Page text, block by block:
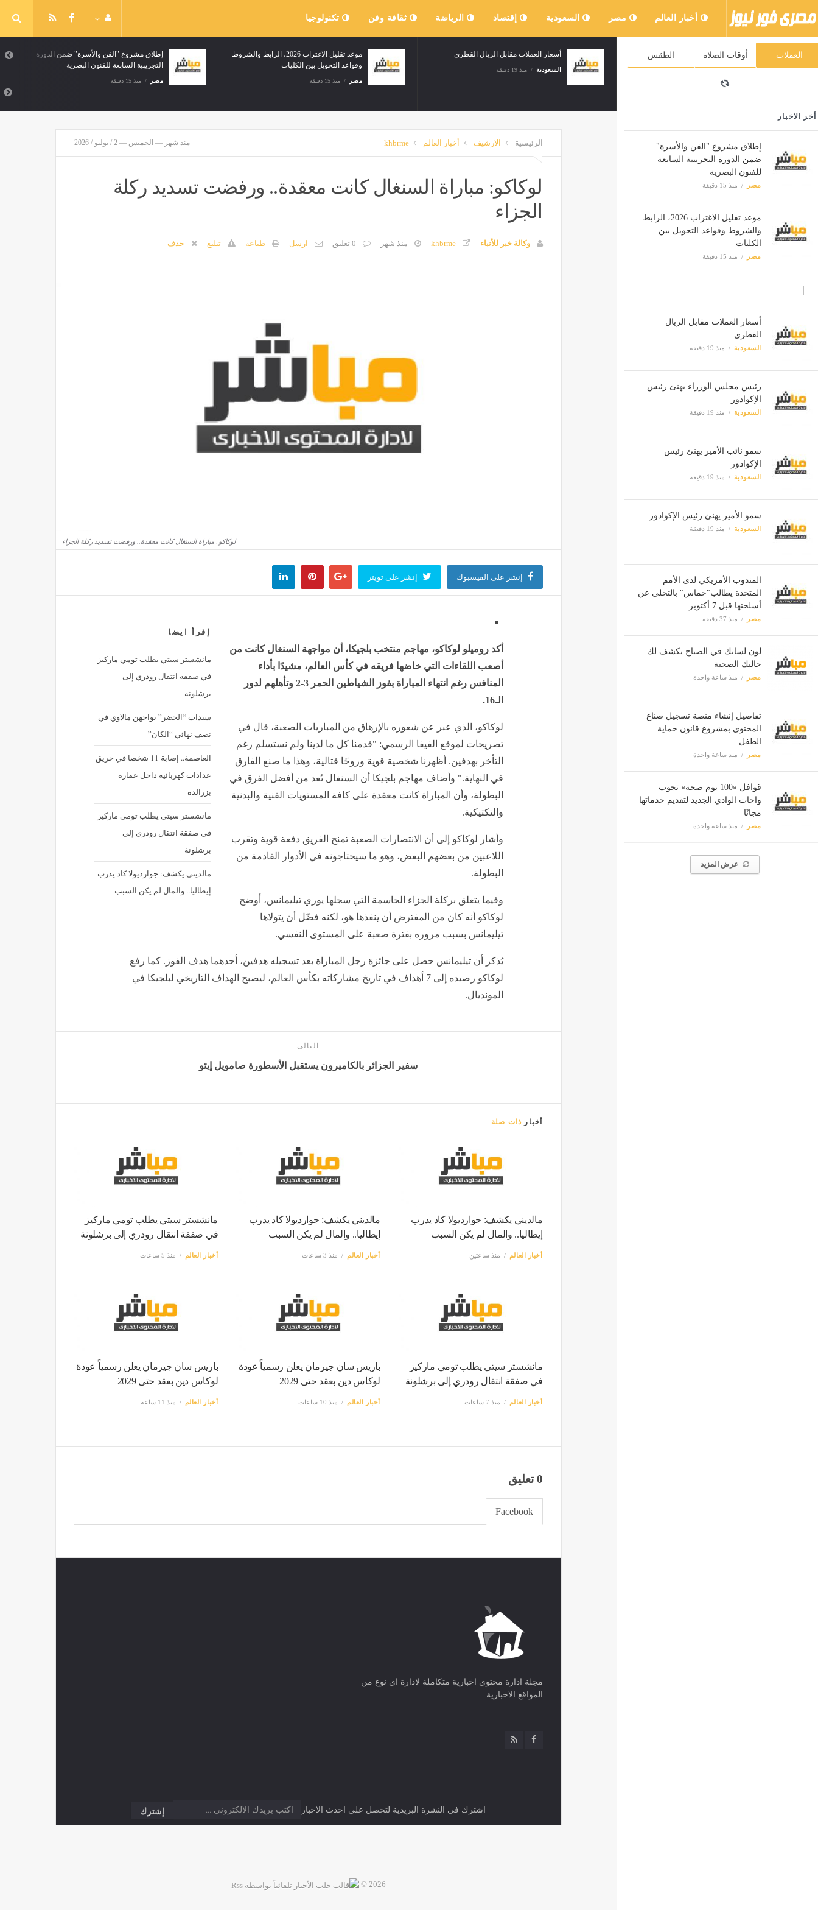
أخبار العالم مصر السعودية إقتصاد الرياضة ثقافة وفن تكنولوجيا
العملات أوقات الصلاة الطقس
أخر الاخبار
إطلاق مشروع "الفن والأسرة"
ضمن الدورة التجريبية السابعة
للفنون البصرية
مصر منذ 15 دقيقة
موعد تقليل الاغتراب 2026، الرابط
والشروط وقواعد التحويل بين
الكليات
مصر منذ 15 دقيقة
أسعار العملات مقابل الريال
القطري
السعودية منذ 19 دقيقة
رئيس مجلس الوزراء يهنئ رئيس
الإكوادور
السعودية منذ 19 دقيقة
سمو نائب الأمير يهنئ رئيس
الإكوادور
السعودية منذ 19 دقيقة
سمو الأمير يهنئ رئيس الإكوادور
السعودية منذ 19 دقيقة
المندوب الأمريكي لدى الأمم
المتحدة يطالب"حماس" بالتخلي عن
أسلحتها قبل 7 أكتوبر
مصر منذ 37 دقيقة
لون لسانك في الصباح يكشف لك
حالتك الصحية
مصر منذ ساعة واحدة
تفاصيل إنشاء منصة تسجيل صناع
المحتوى بمشروع قانون حماية
الطفل
مصر منذ ساعة واحدة
قوافل «100 يوم صحة» تجوب
واحات الوادي الجديد لتقديم خدماتها
مجانًا
مصر منذ ساعة واحدة
عرض المزيد
إطلاق مشروع "الفن والأسرة" ضمن الدورة
التجريبية السابعة للفنون البصرية
مصر منذ 15 دقيقة
موعد تقليل الاغتراب 2026، الرابط والشروط
وقواعد التحويل بين الكليات
مصر منذ 15 دقيقة
أسعار العملات مقابل الريال القطري
السعودية منذ 19 دقيقة
رئيس مجلس الوزراء يهنئ رئيس الإكوادور
السعودية منذ 19 دقيقة
الرئيسية الارشيف أخبار العالم khbrme منذ شهر — الخميس — 2 / يوليو / 2026
لوكاكو: مباراة السنغال كانت معقدة.. ورفضت تسديد ركلة
الجزاء
وكالة خبر للأنباء khbrme منذ شهر 0 تعليق ارسل طباعة تبليغ حذف
لوكاكو: مباراة السنغال كانت معقدة.. ورفضت تسديد ركلة الجزاء
إنشر على الفيسبوك إنشر على تويتر
إقرأ ايضا
مانشستر سيتي يطلب تومي ماركيز
في صفقة انتقال رودري إلى
برشلونة
سيدات “الخضر” يواجهن مالاوي في
نصف نهائي “الكان”
العاصمة.. إصابة 11 شخصا في حريق
عدادات كهربائية داخل عمارة
بزرالدة
مانشستر سيتي يطلب تومي ماركيز
في صفقة انتقال رودري إلى
برشلونة
مالديني يكشف: جوارديولا كاد يدرب
إيطاليا.. والمال لم يكن السبب
أكد روميلو لوكاكو، مهاجم منتخب بلجيكا، أن مواجهة السنغال كانت من
أصعب اللقاءات التي خاضها فريقه في كأس العالم، مشيدًا بأداء
المنافس رغم انتهاء المباراة بفوز الشياطين الحمر 3-2 وتأهلهم لدور
الـ16.
لوكاكو، الذي عبر عن شعوره بالإرهاق من المباريات الصعبة، قال في
تصريحات لموقع الفيفا الرسمي: "قدمنا كل ما لدينا ولم نستسلم رغم
التأخر بهدفين. أظهرنا شخصية قوية وروحًا قتالية، وهذا ما صنع الفارق
في النهاية." وأضاف مهاجم بلجيكا أن السنغال تُعد من أفضل الفرق في
البطولة، وأن المباراة كانت معقدة على كافة المستويات الفنية والبدنية
والتكتيكية.
وأشار لوكاكو إلى أن الانتصارات الصعبة تمنح الفريق دفعة قوية وتقرب
اللاعبين من بعضهم البعض، وهو ما سيحتاجونه في الأدوار القادمة من
البطولة.
وفيما يتعلق بركلة الجزاء الحاسمة التي سجلها يوري تيليمانس، أوضح
لوكاكو أنه كان من المفترض أن ينفذها هو، لكنه فضّل أن يتولاها
تيليمانس بسبب مروره بفترة صعبة على المستوى النفسي.
يُذكر أن تيليمانس حصل على جائزة رجل المباراة بعد تسجيله هدفين، أحدهما هدف الفوز. كما رفع
لوكاكو رصيده إلى 7 أهداف في تاريخ مشاركاته بكأس العالم، ليصبح الهداف التاريخي لبلجيكا في
المونديال.
التالى
سفير الجزائر بالكاميرون يستقبل الأسطورة صامويل إيتو
أخبار ذات صلة
مالديني يكشف: جوارديولا كاد يدرب
إيطاليا.. والمال لم يكن السبب
أخبار العالم منذ ساعتين
مالديني يكشف: جوارديولا كاد يدرب
إيطاليا.. والمال لم يكن السبب
أخبار العالم منذ 3 ساعات
مانشستر سيتي يطلب تومي ماركيز
في صفقة انتقال رودري إلى برشلونة
أخبار العالم منذ 5 ساعات
مانشستر سيتي يطلب تومي ماركيز
في صفقة انتقال رودري إلى برشلونة
أخبار العالم منذ 7 ساعات
باريس سان جيرمان يعلن رسمياً عودة
لوكاس دين بعقد حتى 2029
أخبار العالم منذ 10 ساعات
باريس سان جيرمان يعلن رسمياً عودة
لوكاس دين بعقد حتى 2029
أخبار العالم منذ 11 ساعة
0 تعليق
Facebook
مجلة ادارة محتوى اخبارية متكاملة لادارة اى نوع من
المواقع الاخبارية
اشترك فى النشرة البريدية لتحصل على احدث الاخبار
2026 ©